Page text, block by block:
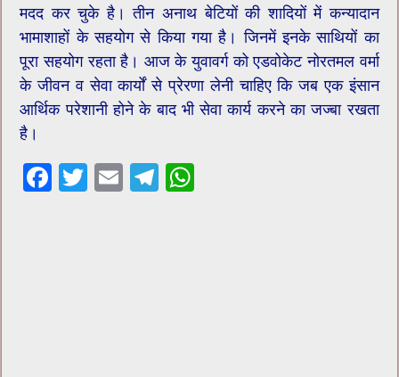
मदद कर चुके है। तीन अनाथ बेटियों की शादियों में कन्यादान
भामाशाहों के सहयोग से किया गया है। जिनमें इनके साथियों का
पूरा सहयोग रहता है। आज के युवावर्ग को एडवोकेट नोरतमल वर्मा
के जीवन व सेवा कार्यों से प्रेरणा लेनी चाहिए कि जब एक इंसान
आर्थिक परेशानी होने के बाद भी सेवा कार्य करने का जज्बा रखता
है।
F
T
E
T